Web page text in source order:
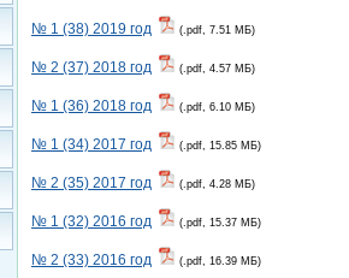
№ 1 (38) 2019 год (.pdf, 7.51 МБ)
№ 2 (37) 2018 год (.pdf, 4.57 МБ)
№ 1 (36) 2018 год (.pdf, 6.10 МБ)
№ 1 (34) 2017 год (.pdf, 15.85 МБ)
№ 2 (35) 2017 год (.pdf, 4.28 МБ)
№ 1 (32) 2016 год (.pdf, 15.37 МБ)
№ 2 (33) 2016 год (.pdf, 16.39 МБ)